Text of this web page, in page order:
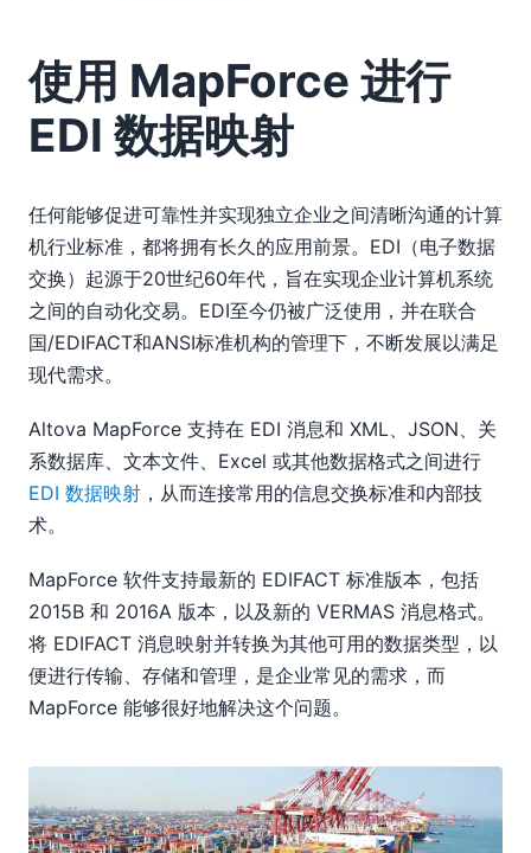
使用 MapForce 进行
EDI 数据映射
任何能够促进可靠性并实现独立企业之间清晰沟通的计算
机行业标准，都将拥有长久的应用前景。EDI（电子数据
交换）起源于20世纪60年代，旨在实现企业计算机系统
之间的自动化交易。EDI至今仍被广泛使用，并在联合
国/EDIFACT和ANSI标准机构的管理下，不断发展以满足
现代需求。
Altova MapForce 支持在 EDI 消息和 XML、JSON、关
系数据库、文本文件、Excel 或其他数据格式之间进行
EDI 数据映射 ，从而连接常用的信息交换标准和内部技
术。
MapForce 软件支持最新的 EDIFACT 标准版本，包括
2015B 和 2016A 版本，以及新的 VERMAS 消息格式。
将 EDIFACT 消息映射并转换为其他可用的数据类型，以
便进行传输、存储和管理，是企业常见的需求，而
MapForce 能够很好地解决这个问题。